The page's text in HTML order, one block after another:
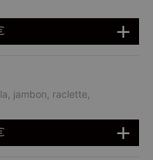
jambon, raclette,